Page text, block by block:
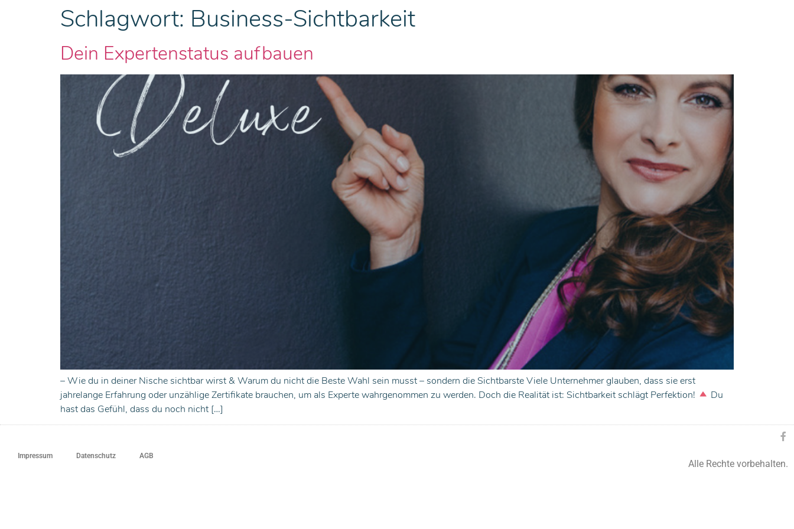
Schlagwort: Business-Sichtbarkeit
Dein Expertenstatus aufbauen
– Wie du in deiner Nische sichtbar wirst & Warum du nicht die Beste Wahl sein musst – sondern die Sichtbarste Viele Unternehmer glauben, dass sie erst
jahrelange Erfahrung oder unzählige Zertifikate brauchen, um als Experte wahrgenommen zu werden. Doch die Realität ist: Sichtbarkeit schlägt Perfektion!
Du
hast das Gefühl, dass du noch nicht […]
Impressum Datenschutz AGB
Alle Rechte vorbehalten.